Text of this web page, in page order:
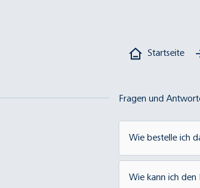
Startseite
Fragen und
Wie bestelle ich
Das D-Ticket
Wie kann ich den